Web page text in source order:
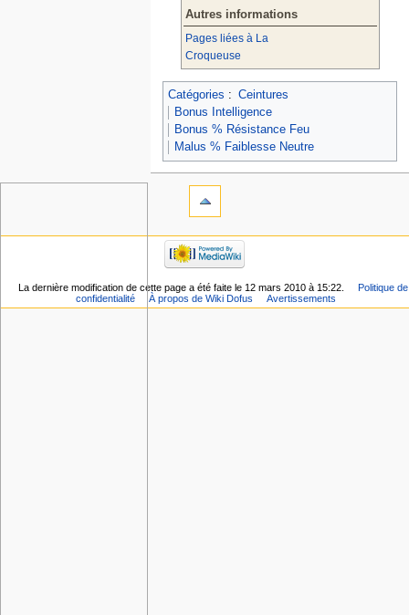
Autres informations
Pages liées à La
Croqueuse
Catégories : Ceintures
Bonus Intelligence
Bonus % Résistance Feu
Malus % Faiblesse Neutre
La dernière modification de cette page a été faite le 12 mars 2010 à 15:22.
Politique de
confidentialité
À propos de Wiki Dofus Avertissements